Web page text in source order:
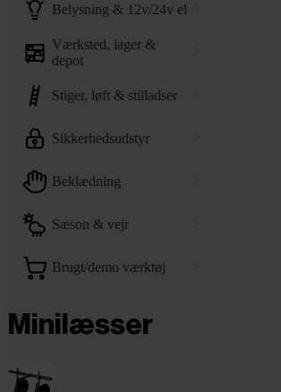
belysning & 12v/24v el
værksted, lager &
depot
stiger, løft & stilladser
sikkerhedsudstyr
beklædning
sæson & vejr
brugt/demo værktøj
Minilæsser